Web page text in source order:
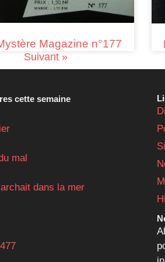
Magazine n°177
Suivant »
cette semaine
mal
dans la mer